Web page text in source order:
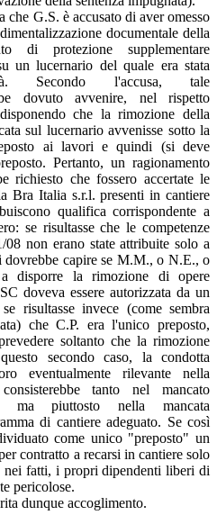
che G.S. è accusato di aver omesso
documentale della
di protezione supplementare
un lucernario del quale era stata
Secondo l'accusa, tale
dovuto avvenire, nel rispetto
che la rimozione della
sul lucernario avvenisse sotto la
ai lavori e quindi (si deve
Pertanto, un ragionamento
richiesto che fossero accertate le
Bra Italia s.r.l. presenti in cantiere
qualifica corrispondente a
se risultasse che le competenze
non erano state attribuite solo a
dovrebbe capire se M.M., o N.E., o
a disporre la rimozione di opere
doveva essere autorizzata da un
risultasse invece (come sembra
che C.P. era l'unico preposto,
soltanto che la rimozione
secondo caso, la condotta
eventualmente rilevante nella
tanto nel mancato
ma piuttosto nella mancata
di cantiere adeguato. Se così
come unico "preposto" un
contratto a recarsi in cantiere solo
nei fatti, i propri dipendenti liberi di
pericolose.
dunque accoglimento.